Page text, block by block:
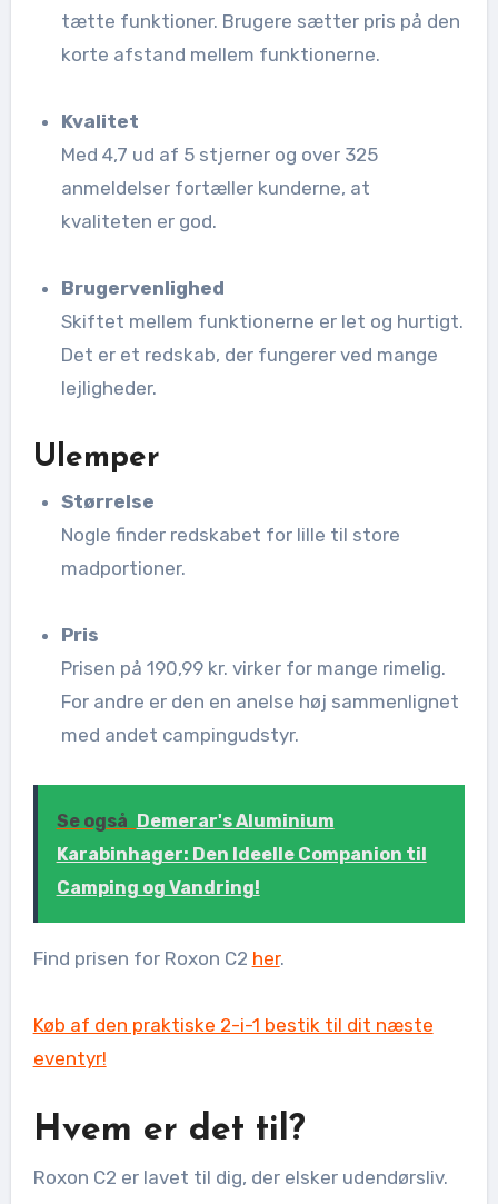
tætte funktioner. Brugere sætter pris på den
korte afstand mellem funktionerne.
Kvalitet
Med 4,7 ud af 5 stjerner og over 325
anmeldelser fortæller kunderne, at
kvaliteten er god.
Brugervenlighed
Skiftet mellem funktionerne er let og hurtigt.
Det er et redskab, der fungerer ved mange
lejligheder.
Ulemper
Størrelse
Nogle finder redskabet for lille til store
madportioner.
Pris
Prisen på 190,99 kr. virker for mange rimelig.
For andre er den en anelse høj sammenlignet
med andet campingudstyr.
Se også Demerar's Aluminium
Karabinhager: Den Ideelle Companion til
Camping og Vandring!
Find prisen for Roxon C2 her.
Køb af den praktiske 2-i-1 bestik til dit næste
eventyr!
Hvem er det til?
Roxon C2 er lavet til dig, der elsker udendørsliv.